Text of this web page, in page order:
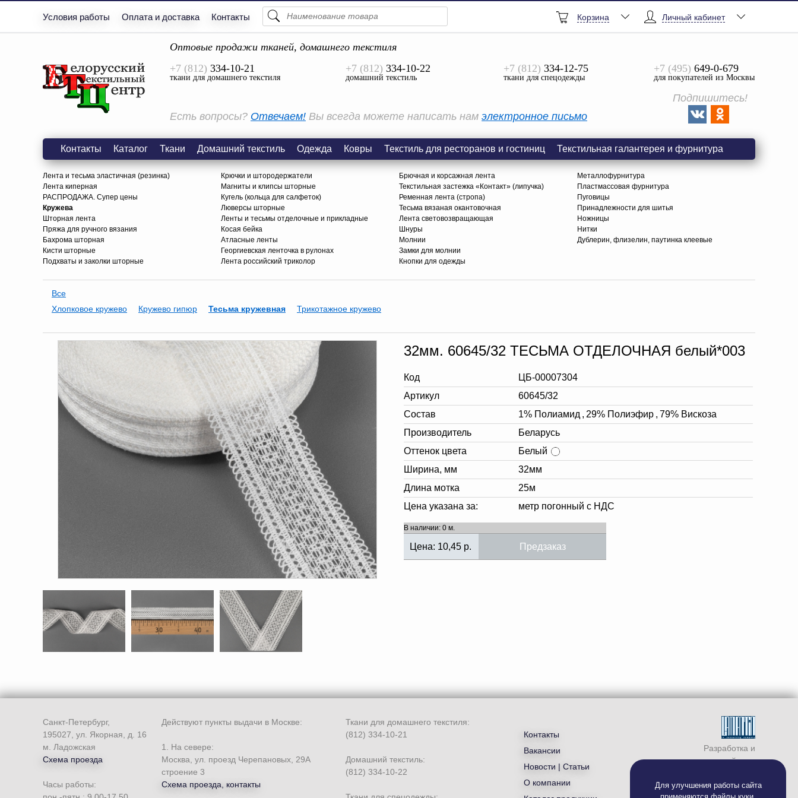
Для улучшения работы сайта
Условия работы Оплата и доставка Контакты
Просмотреть Все
Личный кабинет
Корзина
Оптовые продажи тканей, домашнего текстиля
+7 (812) 334-10-21
ткани для домашнего текстиля
+7 (812) 334-10-22
домашний текстиль
+7 (812) 334-12-75
ткани для спецодежды
+7 (495) 649-0-679
для покупателей из Москвы
Есть вопросы? Отвечаем! Вы всегда можете написать нам электронное письмо
Подпишитесь!
Контакты Каталог Ткани Домашний текстиль Одежда Ковры Текстиль для ресторанов и гостиниц Текстильная галантерея и фурнитура
Лента и тесьма эластичная (резинка)
Лента киперная
РАСПРОДАЖА. Супер цены
Кружева
Шторная лента
Пряжа для ручного вязания
Бахрома шторная
Кисти шторные
Подхваты и заколки шторные
Крючки и штородержатели
Магниты и клипсы шторные
Кугель (кольца для салфеток)
Люверсы шторные
Ленты и тесьмы отделочные и прикладные
Косая бейка
Атласные ленты
Георгиевская ленточка в рулонах
Лента российский триколор
Брючная и корсажная лента
Текстильная застежка «Контакт» (липучка)
Ременная лента (стропа)
Тесьма вязаная окантовочная
Лента световозвращающая
Шнуры
Молнии
Замки для молнии
Кнопки для одежды
Металлофурнитура
Пластмассовая фурнитура
Пуговицы
Принадлежности для шитья
Ножницы
Нитки
Дублерин, флизелин, паутинка клеевые
Все
Хлопковое кружево
Кружево гипюр Тесьма кружевная Трикотажное кружево
32мм. 60645/32 ТЕСЬМА ОТДЕЛОЧНАЯ белый*003
Код
ЦБ-00007304
Артикул
60645/32
Состав
1% Полиамид , 29% Полиэфир , 79% Вискоза
Производитель
Беларусь
Оттенок цвета
Белый
Ширина, мм
32мм
Длина мотка
25м
Цена указана за:
метр погонный с НДС
В наличии: 0 м.
Цена: 10,45 р. Предзаказ
Разработка и
продвижение сайта —
Санкт-Петербург,
195027, ул. Якорная, д. 16
м. Ладожская
Схема проезда
Часы работы:
Действуют пункты выдачи в Москве:
1. На севере:
Москва, ул. проезд Черепановых, 29А
строение 3
Схема проезда, контакты
Ткани для домашнего текстиля:
(812) 334-10-21
Домашний текстиль:
(812) 334-10-22
Контакты
Вакансии
Новости | Статьи
О компании